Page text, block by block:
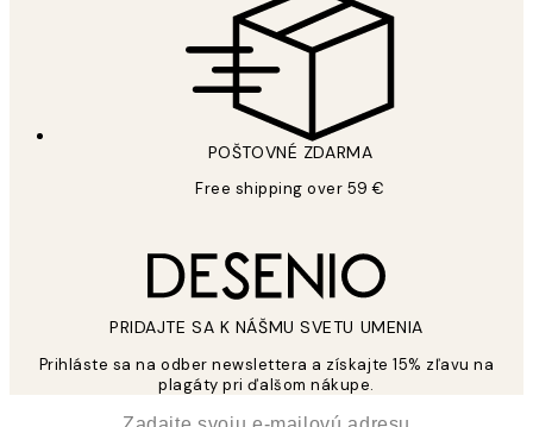
POŠTOVNÉ ZDARMA
Free shipping over 59 €
PRIDAJTE SA K NÁŠMU SVETU UMENIA
Prihláste sa na odber newslettera a získajte 15% zľavu na
plagáty pri ďalšom nákupe.